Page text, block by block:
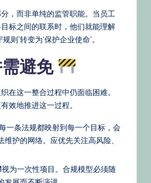
，而非单纯的监管职能。当员工
标之间的联系时，他们就能理解
则’转变为‘保护企业使命’。
避免
在这一整合过程中仍面临困难。
效地推进这一过程。
一条法规都映射到每一个目标，会
护的网络。应优先关注高风险、
为一次性项目。合规模型必须随